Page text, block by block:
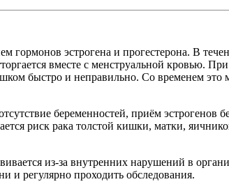
гормонов эстрогена и прогестерона. В
вместе с менструальной кровью.
быстро и неправильно. Со временем это
беременностей, приём эстрогенов
риск рака толстой кишки, матки,
из-за внутренних нарушений в
и регулярно проходить обследования.